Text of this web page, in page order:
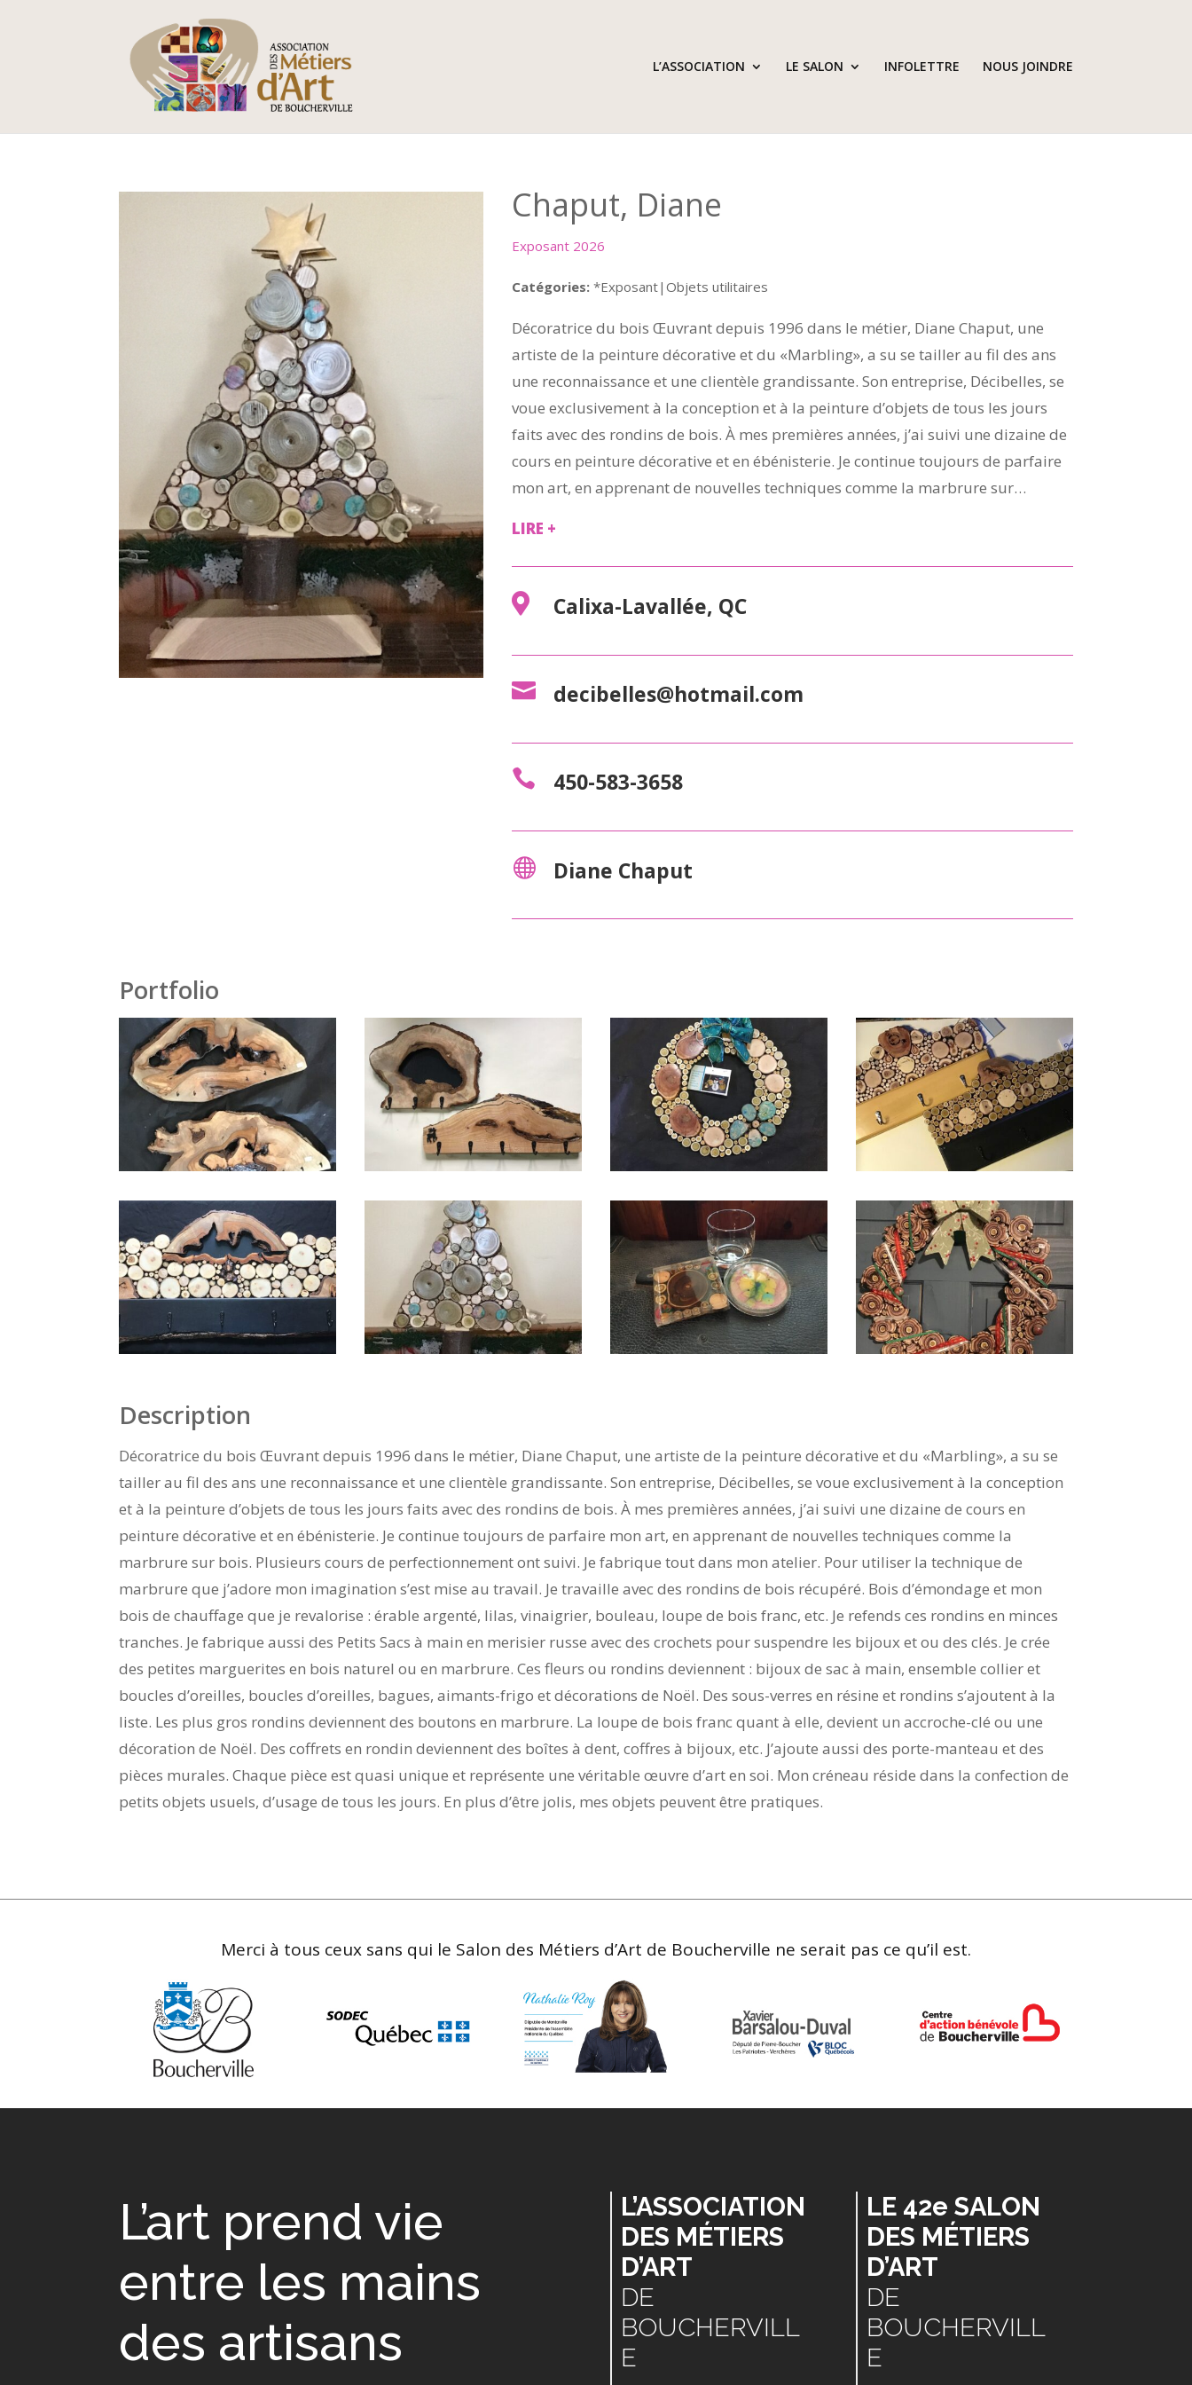
L’ASSOCIATION LE SALON INFOLETTRE NOUS JOINDRE
Chaput, Diane
Exposant 2026
Catégories:*Exposant|Objets utilitaires
Décoratrice du bois Œuvrant depuis 1996 dans le métier, Diane Chaput, une
artiste de la peinture décorative et du «Marbling», a su se tailler au fil des ans
une reconnaissance et une clientèle grandissante. Son entreprise, Décibelles, se
voue exclusivement à la conception et à la peinture d’objets de tous les jours
faits avec des rondins de bois. À mes premières années, j’ai suivi une dizaine de
cours en peinture décorative et en ébénisterie. Je continue toujours de parfaire
mon art, en apprenant de nouvelles techniques comme la marbrure sur…
LIRE +
 Calixa-Lavallée, QC
 decibelles@hotmail.com
 450-583-3658
 Diane Chaput
Portfolio
Description
Décoratrice du bois Œuvrant depuis 1996 dans le métier, Diane Chaput, une artiste de la peinture décorative et du «Marbling», a su se
tailler au fil des ans une reconnaissance et une clientèle grandissante. Son entreprise, Décibelles, se voue exclusivement à la conception
et à la peinture d’objets de tous les jours faits avec des rondins de bois. À mes premières années, j’ai suivi une dizaine de cours en
peinture décorative et en ébénisterie. Je continue toujours de parfaire mon art, en apprenant de nouvelles techniques comme la
marbrure sur bois. Plusieurs cours de perfectionnement ont suivi. Je fabrique tout dans mon atelier. Pour utiliser la technique de
marbrure que j’adore mon imagination s’est mise au travail. Je travaille avec des rondins de bois récupéré. Bois d’émondage et mon
bois de chauffage que je revalorise : érable argenté, lilas, vinaigrier, bouleau, loupe de bois franc, etc. Je refends ces rondins en minces
tranches. Je fabrique aussi des Petits Sacs à main en merisier russe avec des crochets pour suspendre les bijoux et ou des clés. Je crée
des petites marguerites en bois naturel ou en marbrure. Ces fleurs ou rondins deviennent : bijoux de sac à main, ensemble collier et
boucles d’oreilles, boucles d’oreilles, bagues, aimants-frigo et décorations de Noël. Des sous-verres en résine et rondins s’ajoutent à la
liste. Les plus gros rondins deviennent des boutons en marbrure. La loupe de bois franc quant à elle, devient un accroche-clé ou une
décoration de Noël. Des coffrets en rondin deviennent des boîtes à dent, coffres à bijoux, etc. J’ajoute aussi des porte-manteau et des
pièces murales. Chaque pièce est quasi unique et représente une véritable œuvre d’art en soi. Mon créneau réside dans la confection de
petits objets usuels, d’usage de tous les jours. En plus d’être jolis, mes objets peuvent être pratiques.
Merci à tous ceux sans qui le Salon des Métiers d’Art de Boucherville ne serait pas ce qu’il est.
L’art prend vie
entre les mains
des artisans
L’ASSOCIATION
DES MÉTIERS
D’ART
DE
BOUCHERVILL
E
LE 42e SALON
DES MÉTIERS
D’ART
DE
BOUCHERVILL
E